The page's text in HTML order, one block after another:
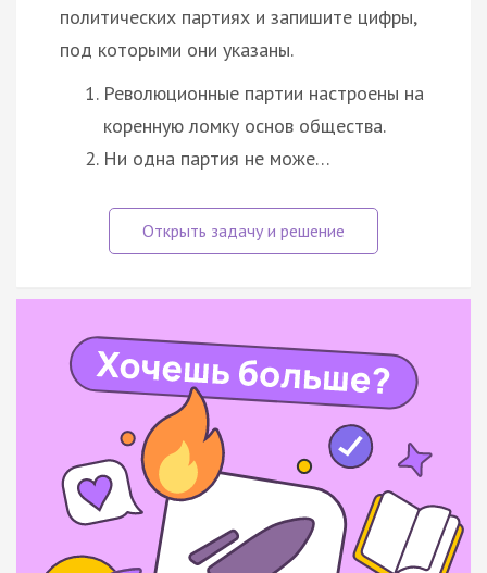
политических партиях и запишите цифры,
под которыми они указаны.
Революционные партии настроены на
коренную ломку основ общества.
Ни одна партия не може…